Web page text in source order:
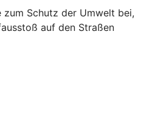
Schutz der Umwelt bei,
auf den Straßen